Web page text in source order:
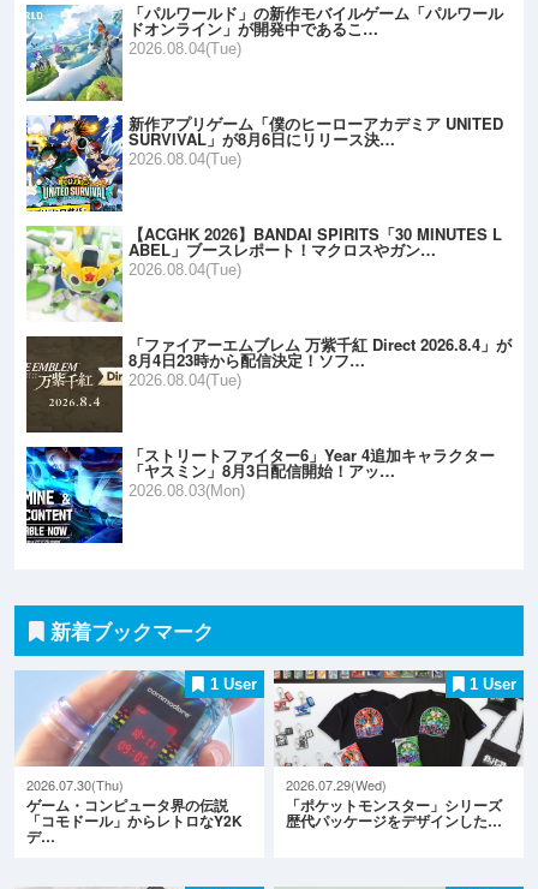
「パルワールド」の新作モバイルゲーム「パルワール
ドオンライン」が開発中であるこ…
2026.08.04(Tue)
新作アプリゲーム「僕のヒーローアカデミア UNITED
SURVIVAL」が8月6日にリリース決…
2026.08.04(Tue)
【ACGHK 2026】BANDAI SPIRITS「30 MINUTES L
ABEL」ブースレポート！マクロスやガン…
2026.08.04(Tue)
「ファイアーエムブレム 万紫千紅 Direct 2026.8.4」が
8月4日23時から配信決定！ソフ…
2026.08.04(Tue)
「ストリートファイター6」Year 4追加キャラクター
「ヤスミン」8月3日配信開始！アッ…
2026.08.03(Mon)
新着ブックマーク
1 User
2026.07.30(Thu)
ゲーム・コンピュータ界の伝説
「コモドール」からレトロなY2K
デ…
1 User
2026.07.29(Wed)
「ポケットモンスター」シリーズ
歴代パッケージをデザインした…